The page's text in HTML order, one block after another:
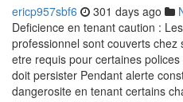
ericp957sbf6 301 days ago
Deficience en tenant caution :
professionnel sont couverts
etre requis pour certaines
doit persister Pendant alerte
dangerosite en tenant certains